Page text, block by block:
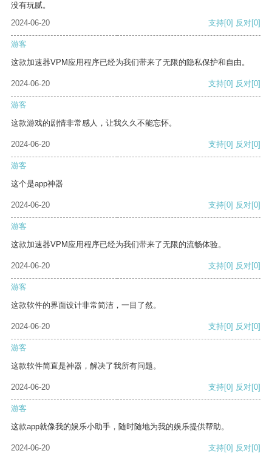
没有玩腻。
2024-06-20
支持[0] 反对[0]
游客
这款加速器VPM应用程序已经为我们带来了无限的隐私保护和自由。
2024-06-20 支持[0] 反对[0]
游客
这款游戏的剧情非常感人，让我久久不能忘怀。
2024-06-20 支持[0] 反对[0]
游客
这个是app神器
2024-06-20 支持[0] 反对[0]
游客
这款加速器VPM应用程序已经为我们带来了无限的流畅体验。
2024-06-20 支持[0] 反对[0]
游客
这款软件的界面设计非常简洁，一目了然。
2024-06-20 支持[0] 反对[0]
游客
这款软件简直是神器，解决了我所有问题。
2024-06-20 支持[0] 反对[0]
游客
这款app就像我的娱乐小助手，随时随地为我的娱乐提供帮助。
2024-06-20 支持[0] 反对[0]